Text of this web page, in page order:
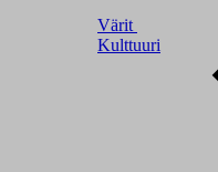
Värit
Kulttuuri